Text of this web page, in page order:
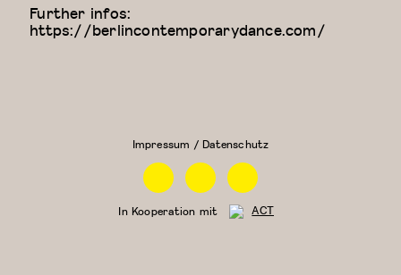
Further infos:
https://berlincontemporarydance.com/
Impressum / Datenschutz
FacebookInstagramLinkedin
In Kooperation mit